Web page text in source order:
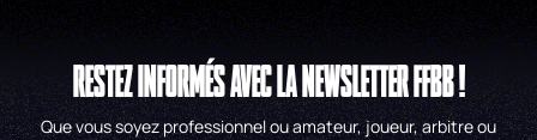
RESTEZ INFORMÉS AVEC LA NEWSLETTER FFBB !
Que vous soyez professionnel ou amateur, joueur, arbitre ou